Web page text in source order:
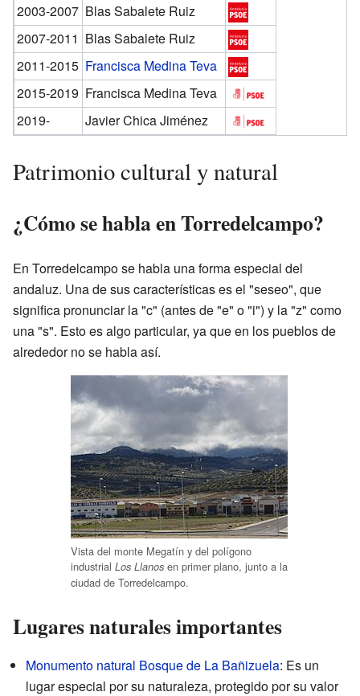
2003-2007 Blas Sabalete Ruiz
2007-2011 Blas Sabalete Ruiz
2011-2015 Francisca Medina Teva
2015-2019 Francisca Medina Teva
2019-
Javier Chica Jiménez
Patrimonio cultural y natural
¿Cómo se habla en Torredelcampo?
En Torredelcampo se habla una forma especial del
andaluz. Una de sus características es el "seseo", que
significa pronunciar la "c" (antes de "e" o "i") y la "z" como
una "s". Esto es algo particular, ya que en los pueblos de
alrededor no se habla así.
Vista del monte Megatín y del polígono
industrial Los Llanos en primer plano, junto a la
ciudad de Torredelcampo.
Lugares naturales importantes
Monumento natural Bosque de La Bañizuela: Es un
lugar especial por su naturaleza, protegido por su valor